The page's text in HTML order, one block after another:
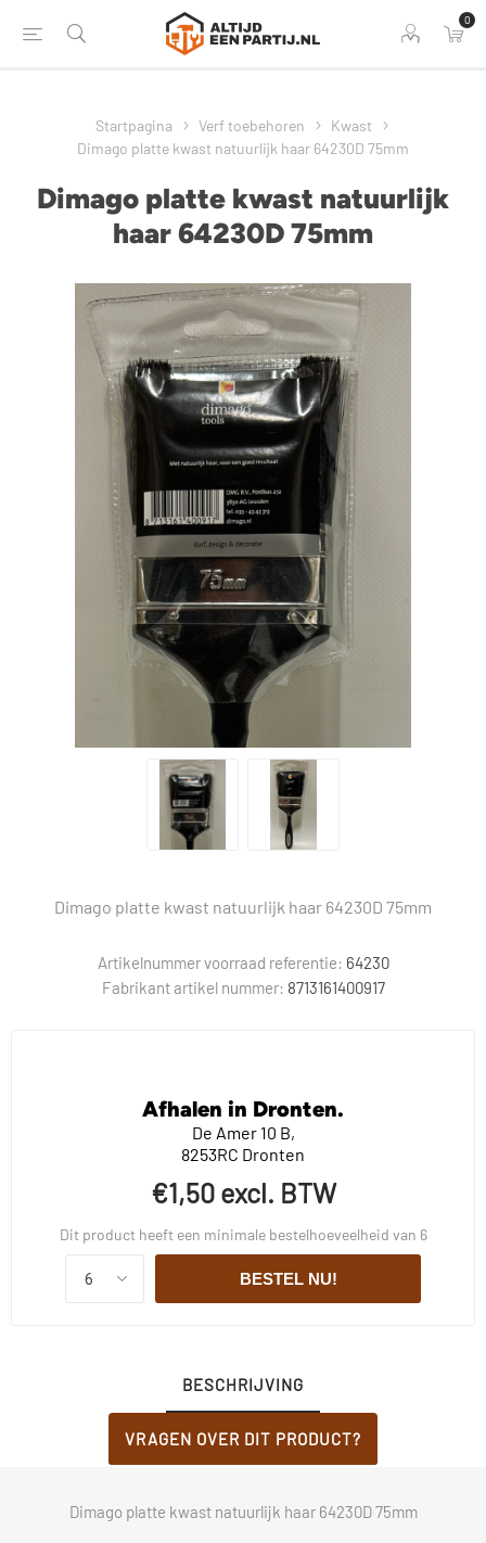
0
Startpagina Verf toebehoren
Kwast
Dimago platte kwast natuurlijk haar 64230D 75mm
Dimago platte kwast natuurlijk
haar 64230D 75mm
Dimago platte kwast natuurlijk haar 64230D 75mm
Artikelnummer voorraad referentie: 64230
Fabrikant artikel nummer: 8713161400917
Afhalen in Dronten.
De Amer 10 B,
8253RC Dronten
€1,50 excl. BTW
Dit product heeft een minimale bestelhoeveelheid van 6
BESTEL NU!
BESCHRIJVING
VRAGEN OVER DIT PRODUCT?
Dimago platte kwast natuurlijk haar 64230D 75mm